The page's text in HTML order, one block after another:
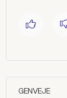
GENVEJE